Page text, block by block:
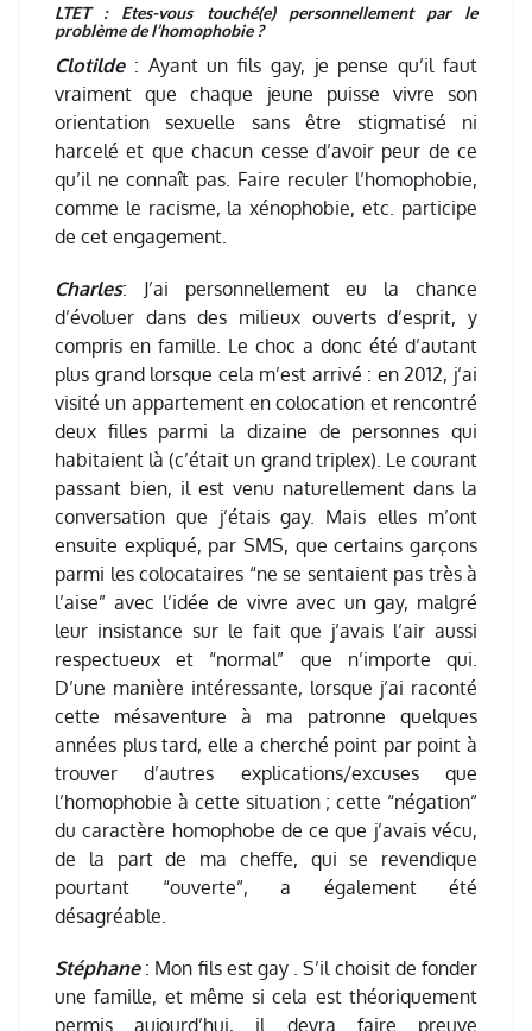
LTET : Etes-vous touché(e) personnellement par le
problème de l’homophobie ?
Clotilde: Ayant un fils gay, je pense qu’il faut
vraiment que chaque jeune puisse vivre son
orientation sexuelle sans être stigmatisé ni
harcelé et que chacun cesse d’avoir peur de ce
qu’il ne connaît pas. Faire reculer l’homophobie,
comme le racisme, la xénophobie, etc. participe
de cet engagement.
Charles: J’ai personnellement eu la chance
d’évoluer dans des milieux ouverts d’esprit, y
compris en famille. Le choc a donc été d’autant
plus grand lorsque cela m’est arrivé : en 2012, j’ai
visité un appartement en colocation et rencontré
deux filles parmi la dizaine de personnes qui
habitaient là (c’était un grand triplex). Le courant
passant bien, il est venu naturellement dans la
conversation que j’étais gay. Mais elles m’ont
ensuite expliqué, par SMS, que certains garçons
parmi les colocataires “ne se sentaient pas très à
l’aise” avec l’idée de vivre avec un gay, malgré
leur insistance sur le fait que j’avais l’air aussi
respectueux et “normal” que n’importe qui.
D’une manière intéressante, lorsque j’ai raconté
cette mésaventure à ma patronne quelques
années plus tard, elle a cherché point par point à
trouver d’autres explications/excuses que
l’homophobie à cette situation ; cette “négation”
du caractère homophobe de ce que j’avais vécu,
de la part de ma cheffe, qui se revendique
pourtant “ouverte”, a également été
désagréable.
Stéphane : Mon fils est gay . S’il choisit de fonder
une famille, et même si cela est théoriquement
permis aujourd’hui, il devra faire preuve